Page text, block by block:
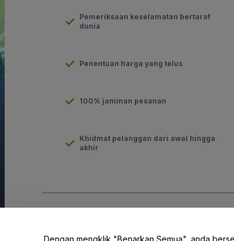
Pemeriksaan keselamatan bertaraf
dunia
Penentuan harga yang telus
100% jaminan pesanan
Khidmat pelanggan dari awal hingga
akhir
Dengan mengklik "Benarkan Semua", anda